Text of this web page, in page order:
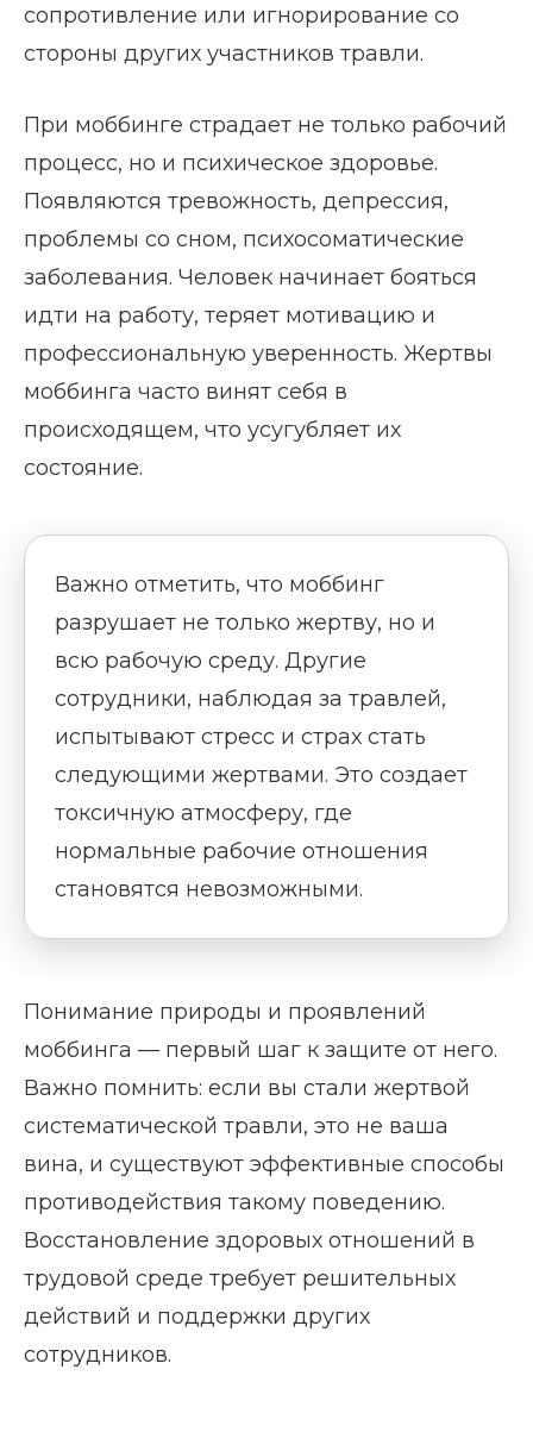
сопротивление или игнорирование со
стороны других участников травли.
При моббинге страдает не только рабочий
процесс, но и психическое здоровье.
Появляются тревожность, депрессия,
проблемы со сном, психосоматические
заболевания. Человек начинает бояться
идти на работу, теряет мотивацию и
профессиональную уверенность. Жертвы
моббинга часто винят себя в
происходящем, что усугубляет их
состояние.
Важно отметить, что моббинг
разрушает не только жертву, но и
всю рабочую среду. Другие
сотрудники, наблюдая за травлей,
испытывают стресс и страх стать
следующими жертвами. Это создает
токсичную атмосферу, где
нормальные рабочие отношения
становятся невозможными.
Понимание природы и проявлений
моббинга — первый шаг к защите от него.
Важно помнить: если вы стали жертвой
систематической травли, это не ваша
вина, и существуют эффективные способы
противодействия такому поведению.
Восстановление здоровых отношений в
трудовой среде требует решительных
действий и поддержки других
сотрудников.